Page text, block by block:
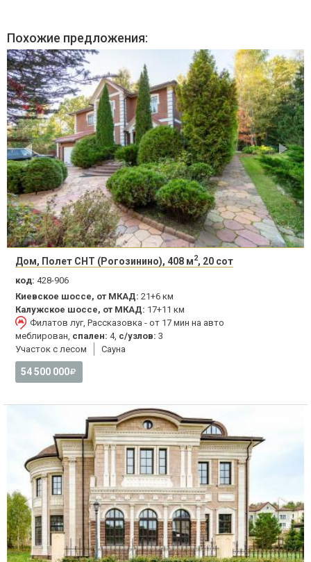
Похожие предложения:
Дом, Полет СНТ (Рогозинино), 408 м2, 20 сот
код: 428-906
Киевское шоссе, от МКАД: 21+6 км
Калужское шоссе, от МКАД: 17+11 км
Филатов луг, Рассказовка - от 17 мин на авто
меблирован, спален: 4, с/узлов: 3
Участок с лесом
Сауна
54 500 000